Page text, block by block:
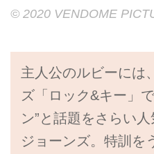
© 2020 VENDOME
主人公のルビーには
ズ「ロック&キー」
ン”と話題をさらい
ジョーンズ。特訓を